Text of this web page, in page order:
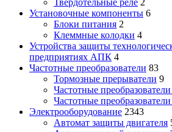
Установочные компоненты 6
Блоки питания 2
Клеммные колодки 4
Устройства защиты
предприятиях АПК 4
Частотные преобразователи 83
Тормозные прерыватели 9
Частотные
Частотные
Электрооборудование 2343
Автомат защиты двигателя